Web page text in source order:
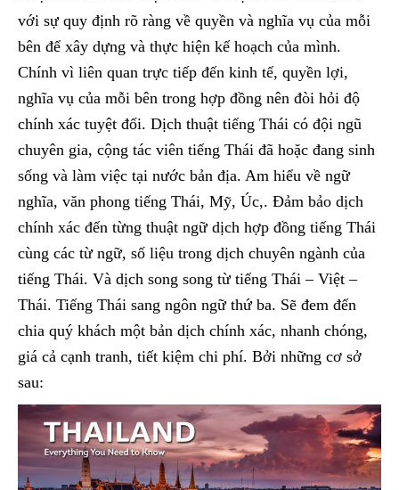
với sự quy định rõ ràng về quyền và nghĩa vụ của mỗi
bên để xây dựng và thực hiện kế hoạch của mình.
Chính vì liên quan trực tiếp đến kinh tế, quyền lợi,
nghĩa vụ của mỗi bên trong hợp đồng nên đòi hỏi độ
chính xác tuyệt đối. Dịch thuật tiếng Thái có đội ngũ
chuyên gia, cộng tác viên tiếng Thái đã hoặc đang sinh
sống và làm việc tại nước bản địa. Am hiểu về ngữ
nghĩa, văn phong tiếng Thái, Mỹ, Úc,. Đảm bảo dịch
chính xác đến từng thuật ngữ dịch hợp đồng tiếng Thái
cùng các từ ngữ, số liệu trong dịch chuyên ngành của
tiếng Thái. Và dịch song song từ tiếng Thái – Việt –
Thái. Tiếng Thái sang ngôn ngữ thứ ba. Sẽ đem đến
chia quý khách một bản dịch chính xác, nhanh chóng,
giá cả cạnh tranh, tiết kiệm chi phí. Bởi những cơ sở
sau: